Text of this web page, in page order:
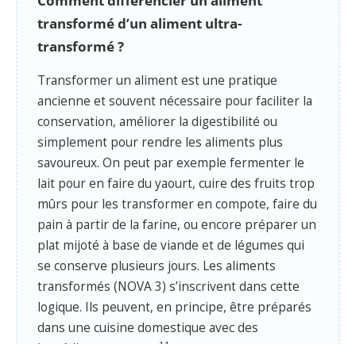
transformé d’un aliment ultra-
transformé ?
Transformer un aliment est une pratique
ancienne et souvent nécessaire pour faciliter la
conservation, améliorer la digestibilité ou
simplement pour rendre les aliments plus
savoureux. On peut par exemple fermenter le
lait pour en faire du yaourt, cuire des fruits trop
mûrs pour les transformer en compote, faire du
pain à partir de la farine, ou encore préparer un
plat mijoté à base de viande et de légumes qui
se conserve plusieurs jours. Les aliments
transformés (NOVA 3) s’inscrivent dans cette
logique. Ils peuvent, en principe, être préparés
dans une cuisine domestique avec des